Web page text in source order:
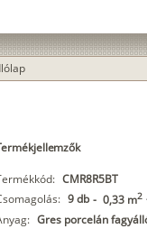
CMR8R5BT
9 db - 0,33 m2
Gres porcelán